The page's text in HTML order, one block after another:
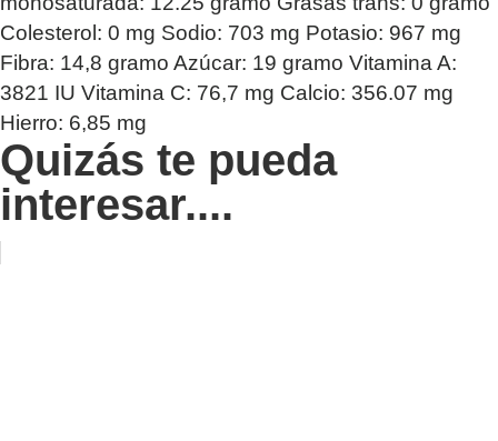
Colesterol: 0 mg Sodio: 703 mg Potasio: 967 mg
Fibra: 14,8 gramo Azúcar: 19 gramo Vitamina A:
3821 IU Vitamina C: 76,7 mg Calcio: 356.07 mg
Hierro: 6,85 mg
Quizás te pueda
interesar....